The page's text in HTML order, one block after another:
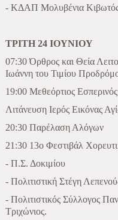
- ΚΔΑΠ Μολυβένια
ΤΡΙΤΗ 24 ΙΟΥΝΙΟΥ
07:30 Όρθρος και Θεία
Ιωάννη του Τιμίου
19:00 Μεθεόρτιος
Λιτάνευση Ιερός Εικόνας
20:30 Παρέλαση Αλόγων
21:30 13ο Φεστιβάλ
- Π.Σ. Δοκιμίου
- Πολιτιστική Στέγη
- Πολιτιστικός Σύλλογος
Τριχώνιος.